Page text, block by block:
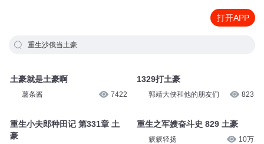
打开APP
重生沙俄当土豪
土豪就是土豪啊
薯条酱 7422
重生小夫郎种田记 第331章 土
豪
1329打土豪
郭靖大侠和他的朋友们 823
重生之军嫂奋斗史 829 土豪
簌簌轻扬 10万